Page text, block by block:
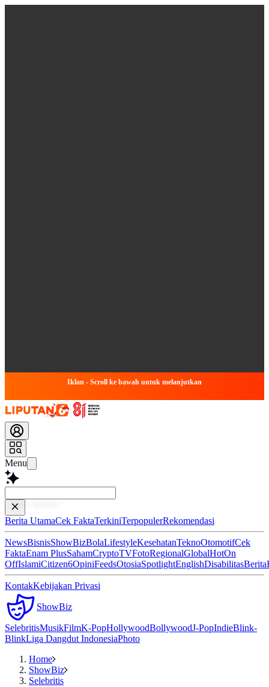
Iklan - Scroll ke bawah untuk melanjutkan
Menu
Baca lebih
Berita UtamaCek FaktaTerkiniTerpopulerRekomendasi
NewsBisnisShowBizBolaLifestyleKesehatanTeknoOtomotifCek
FaktaEnam PlusSahamCryptoTVFotoRegionalGlobalHotOn
OffIslamiCitizen6OpiniFeedsOtosiaSpotlightEnglishDisabilitasBerita
KontakKebijakan Privasi
ShowBiz
SelebritisMusikFilmK-PopHollywoodBollywoodJ-PopIndieBlink-
BlinkLiga Dangdut IndonesiaPhoto
Home
ShowBiz
Selebritis